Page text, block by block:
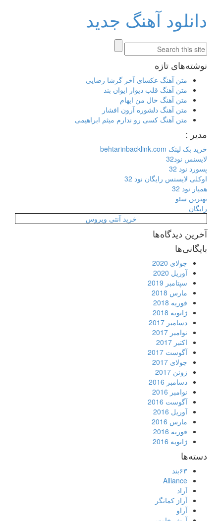
دانلود آهنگ جدید
نوشته‌های تازه
متن آهنگ عکسای آخر گرشا رضایی
متن آهنگ قلب دیوار ایوان بند
متن آهنگ حال من ایهام
متن آهنگ دلشوره آرون افشار
متن آهنگ کسی رو ندارم میثم ابراهیمی
مدیر :
خرید بک لینک behtarinbacklink.com
لایسنس نود32
پسورد نود 32
اوکلی لایسنس رایگان نود 32
همیار نود 32
بهترین سئو
رایگان
خرید آنتی ویروس
آخرین دیدگاه‌ها
بایگانی‌ها
جولای 2020
آوریل 2020
سپتامبر 2019
مارس 2018
فوریه 2018
ژانویه 2018
دسامبر 2017
نوامبر 2017
اکتبر 2017
آگوست 2017
جولای 2017
ژوئن 2017
دسامبر 2016
نوامبر 2016
آگوست 2016
آوریل 2016
مارس 2016
فوریه 2016
ژانویه 2016
دسته‌ها
۶۳بند
Alliance
آراد
آراز کمانگر
آراو